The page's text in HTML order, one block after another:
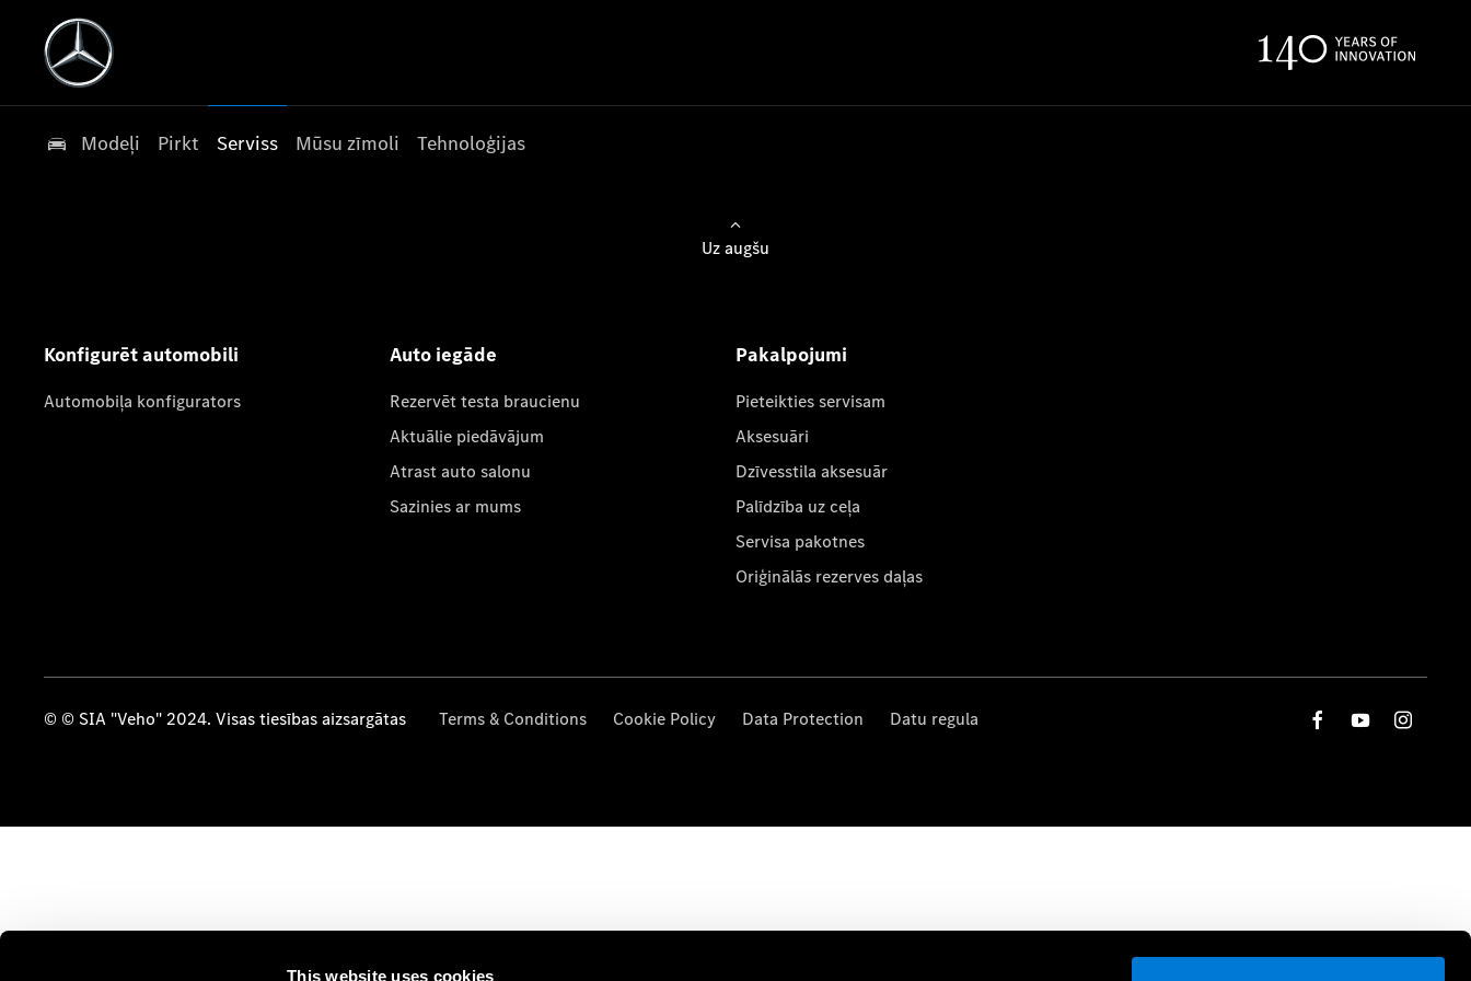
This website uses cookies
Modeļi Pirkt Serviss Mūsu zīmoli Tehnoloģijas
Uz augšu
Konfigurēt automobili
Automobiļa konfigurators
Auto iegāde
Rezervēt testa braucienu
Aktuālie piedāvājum
Atrast auto salonu
Sazinies ar mums
Pakalpojumi
Pieteikties servisam
Aksesuāri
Dzīvesstila aksesuār
Palīdzība uz ceļa
Servisa pakotnes
Oriģinālās rezerves daļas
© © SIA "Veho" 2024. Visas tiesības aizsargātas Terms & Conditions Cookie Policy Data Protection Datu regula